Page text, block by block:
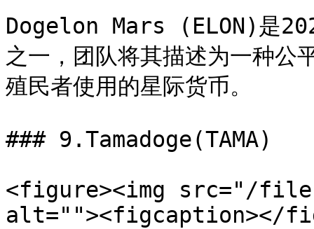
Dogelon Mars (ELON)是
之一，团队将其描述为一种公
殖民者使用的星际货币。
### 9.Tamadoge(TAMA)
<figure><img src="/files/
alt=""><figcaption></